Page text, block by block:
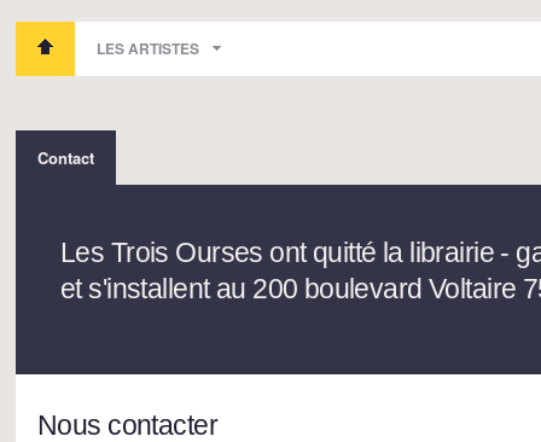
LES ARTISTES
Contact
Les Trois Ourses ont quitté la librairie -
et s'installent au 200 boulevard Voltaire
Nous contacter